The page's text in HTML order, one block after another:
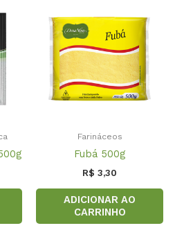
Farináceos
Fubá 500g
R$ 3,30
ADICIONAR AO
CARRINHO